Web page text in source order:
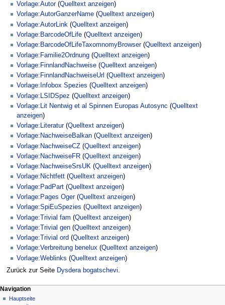
Vorlage:Autor(Quelltext anzeigen)
Vorlage:AutorGanzerName (Quelltext anzeigen)
Vorlage:AutorLink (Quelltext anzeigen)
Vorlage:BarcodeOfLife (Quelltext anzeigen)
Vorlage:BarcodeOfLifeTaxomnomyBrowser(Quelltext anzeigen)
Vorlage:Familie2Ordnung (Quelltext anzeigen)
Vorlage:FinnlandNachweise (Quelltext anzeigen)
Vorlage:FinnlandNachweiseUrl (Quelltext anzeigen)
Vorlage:Infobox Spezies (Quelltext anzeigen)
Vorlage:LSIDSpez (Quelltext anzeigen)
Vorlage:Lit Nentwig et al Spinnen Europas Autosync (Quelltext
anzeigen)
Vorlage:Literatur(Quelltext anzeigen)
Vorlage:NachweiseBalkan (Quelltext anzeigen)
Vorlage:NachweiseCZ (Quelltext anzeigen)
Vorlage:NachweiseFR (Quelltext anzeigen)
Vorlage:NachweiseSrsUK (Quelltext anzeigen)
Vorlage:Nichtfett (Quelltext anzeigen)
Vorlage:PadPart (Quelltext anzeigen)
Vorlage:Pages Oger(Quelltext anzeigen)
Vorlage:SpiEuSpezies (Quelltext anzeigen)
Vorlage:Trivial fam (Quelltext anzeigen)
Vorlage:Trivial gen (Quelltext anzeigen)
Vorlage:Trivial ord (Quelltext anzeigen)
Vorlage:Verbreitung benelux (Quelltext anzeigen)
Vorlage:Weblinks (Quelltext anzeigen)
Zurück zur Seite Dysdera bogatschevi
Navigation
Hauptseite